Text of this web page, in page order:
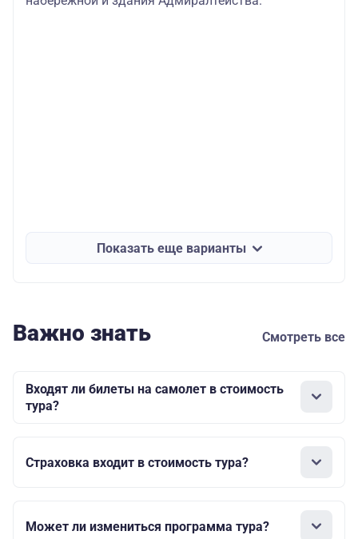
Показать еще варианты
Важно знать Смотреть все
Входят ли билеты на самолет в стоимость
тура?
Страховка входит в стоимость тура?
Может ли измениться программа тура?